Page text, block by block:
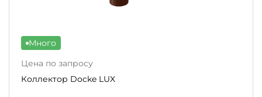
Много
Цена по запросу
Коллектор Docke LUX